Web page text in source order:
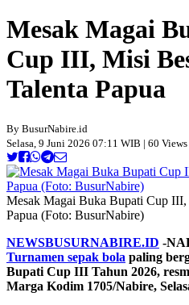
Mesak Magai
Cup III, Misi
Talenta Papua
By BusurNabire.id
Selasa, 9 Juni 2026 07:11 WIB | 60 Views
Mesak Magai Buka Bupati Cup
Papua (Foto: BusurNabire)
NEWSBUSURNABIRE.ID -
Turnamen sepak bola paling
Bupati Cup III Tahun 2026,
Marga Kodim 1705/Nabire,